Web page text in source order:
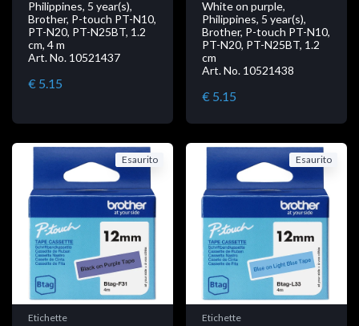
Philippines, 5 year(s),
Brother, P-touch PT-N10,
PT-N20, PT-N25BT, 1.2
cm, 4 m
Art. No. 10521437
€ 5.15
White on purple,
Philippines, 5 year(s),
Brother, P-touch PT-N10,
PT-N20, PT-N25BT, 1.2
cm
Art. No. 10521438
€ 5.15
Esaurito
Etichette
Esaurito
Etichette